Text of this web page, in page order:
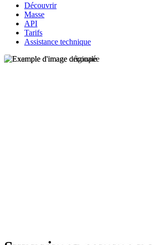
Découvrir
Masse
API
Tarifs
Assistance technique